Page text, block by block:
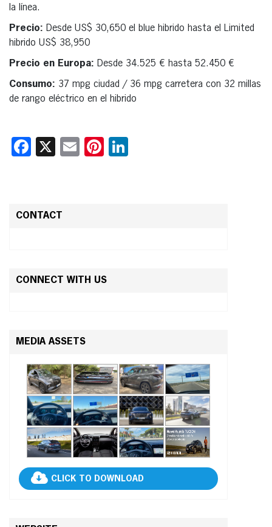
la línea.
Precio: Desde US$ 30,650 el blue hibrido hasta el Limited
hibrido US$ 38,950
Precio en Europa: Desde 34.525 € hasta 52.450 €
Consumo: 37 mpg ciudad / 36 mpg carretera con 32 millas
de rango eléctrico en el hibrido
Facebook
X EmailPinterest
CONTACT
CONNECT WITH US
MEDIA ASSETS
CLICK TO DOWNLOAD